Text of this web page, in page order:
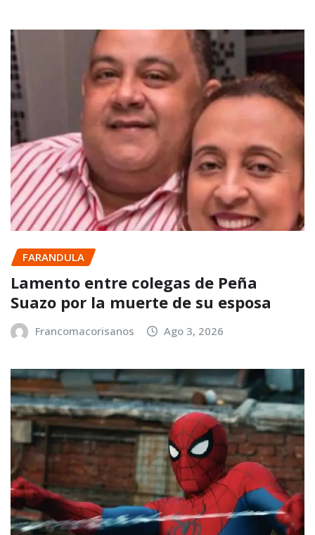
FARANDULA
Lamento entre colegas de Peña
Suazo por la muerte de su esposa
Francomacorisanos Ago 3, 2026